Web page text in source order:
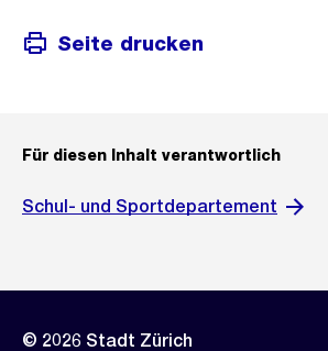
Seite drucken
Für diesen Inhalt verantwortlich
Schul- und Sportdepartement
© 2026 Stadt Zürich